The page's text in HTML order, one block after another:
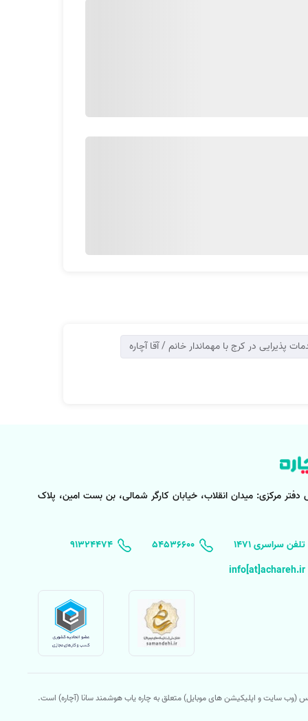
می‌تواند با شماره‌گیری شماره 1471 به تیم پشتیبانی آچاره وصل شوید و درخواست خودتان را ثبت کنید. سفارش شما
«شروع کنید» مراحل ثبت سفارش آغاز می‌شود.
را به‌راحتی ثبت کنید.
دیدهنظافت منزل در قمآچاره آماده خدمت‌رسانی به
پذیرایی در کرج با مهماندار خانم / آقا آچاره
دفتر مرکزی: میدان انقلاب، خیابان کارگر شمالی، بن بست امین، پلاک
۱۴۷۱ تلفن سراسری
۵۴۵۳۶۶۰۰ 91324474
سایت و اپلیکیشن های موبایل) متعلق به چاره یاب هوشمند سانا (آچاره) است.